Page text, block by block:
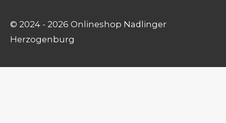
© 2024 - 2026 Onlineshop Nadlinger
Herzogenburg